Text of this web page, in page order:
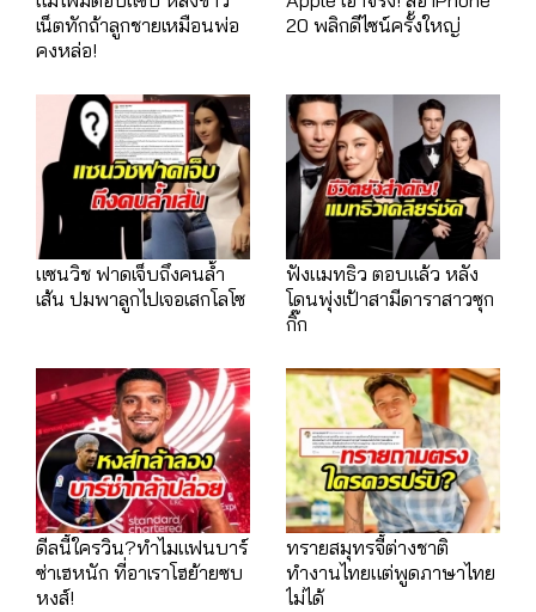
เน็ตทักถ้าลูกชายเหมือนพ่อ
คงหล่อ!
20 พลิกดีไซน์ครั้งใหญ่
แซนวิช ฟาดเจ็บถึงคนล้ำ
เส้น ปมพาลูกไปเจอเสกโลโซ
ฟังแมทธิว ตอบแล้ว หลัง
โดนพุ่งเป้าสามีดาราสาวซุก
กิ๊ก
ดีลนี้ใครวิน?ทำไมแฟนบาร์
ซ่าเฮหนัก ที่อาเราโฮย้ายซบ
หงส์!
ทรายสมุทรจี้ต่างชาติ
ทำงานไทยแต่พูดภาษาไทย
ไม่ได้